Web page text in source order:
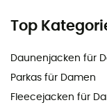
Top
Daunenjacken für
Parkas für Damen
Fleecejacken für